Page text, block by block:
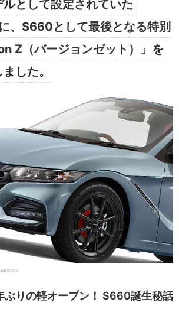
として設定されていた
、S660として最後となる特別
Z（バージョンゼット）」を
した。
ぶりの軽オープン！ S660誕生秘話